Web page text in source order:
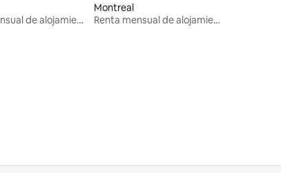
Renta mensual de alojamientos
Montreal
Renta mensual de alojamientos